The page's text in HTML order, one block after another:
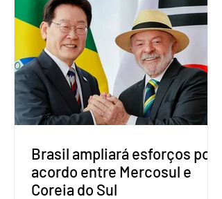
vai compor a chapa como candidato a
vice-presidente. A convenção contou
com a presença do presidente nacional
do partido, Eduardo Ribeiro, e do
senador Eduardo Girão, filiado ao Novo
desde fevereiro de 2023. Formado em
administração de empresas pela
Fundaç
Brasil ampliará esforços por
acordo entre Mercosul e
Coreia do Sul